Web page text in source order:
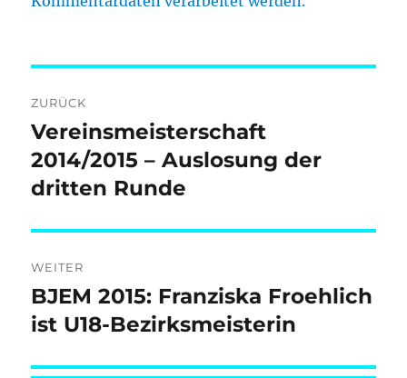
ZURÜCK
Vorheriger
Beitrag:
Vereinsmeisterschaft
2014/2015 – Auslosung der
dritten Runde
WEITER
Nächster
Beitrag:
BJEM 2015: Franziska Froehlich
ist U18-Bezirksmeisterin